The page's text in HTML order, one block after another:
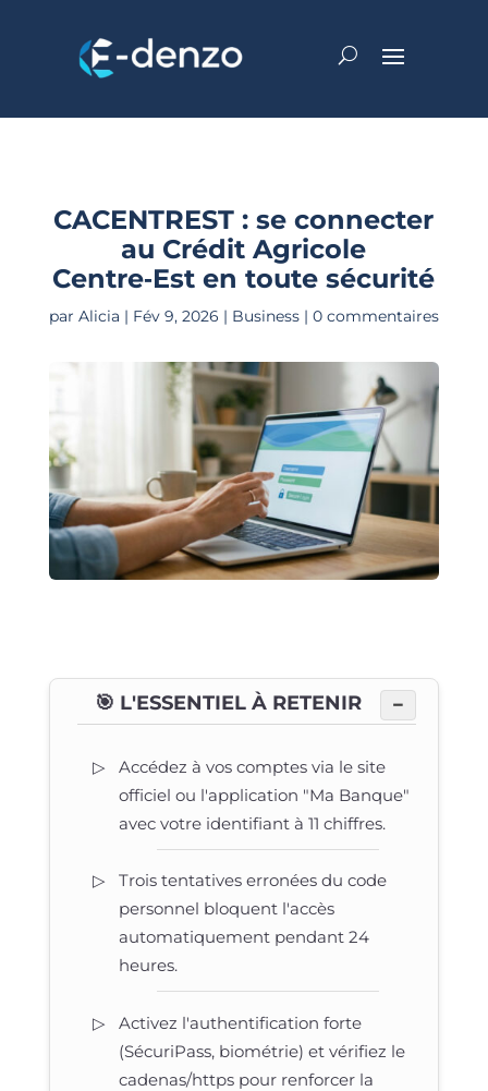
CACENTREST : se connecter
au Crédit Agricole
Centre‑Est en toute sécurité
par Alicia | Fév 9, 2026 | Business| 0 commentaires
🎯 L'ESSENTIEL À RETENIR −
Accédez à vos comptes via le site
officiel ou l'application "Ma Banque"
avec votre identifiant à 11 chiffres.
Trois tentatives erronées du code
personnel bloquent l'accès
automatiquement pendant 24
heures.
Activez l'authentification forte
(SécuriPass, biométrie) et vérifiez le
cadenas/https pour renforcer la